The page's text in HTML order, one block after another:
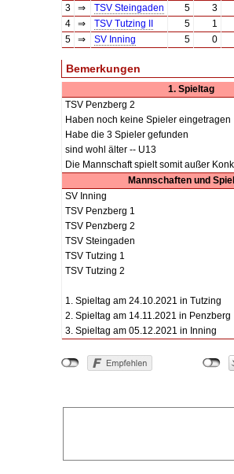
3
⇒ TSV Steingaden 5
3
4
⇒ TSV Tutzing II 5
1
5
⇒ SV Inning 5 0
Bemerkungen
1. Spieltag
TSV Penzberg 2
Haben noch keine Spieler eingetragen
Habe die 3 Spieler gefunden
sind wohl älter -- U13
Die Mannschaft spielt somit außer
Mannschaften und
SV Inning
TSV Penzberg 1
TSV Penzberg 2
TSV Steingaden
TSV Tutzing 1
TSV Tutzing 2
1. Spieltag am 24.10.2021 in Tutzing
2. Spieltag am 14.11.2021 in Penzberg
3. Spieltag am 05.12.2021 in Inning